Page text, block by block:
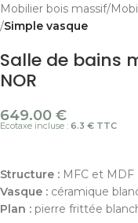
Mobilier bois massif
Simple vasque
Salle de bains
NOR
649.00 €
Ecotaxe incluse : 6.3 € TTC
Structure : MFC et MDF
Vasque : céramique
Plan : pierre frittée